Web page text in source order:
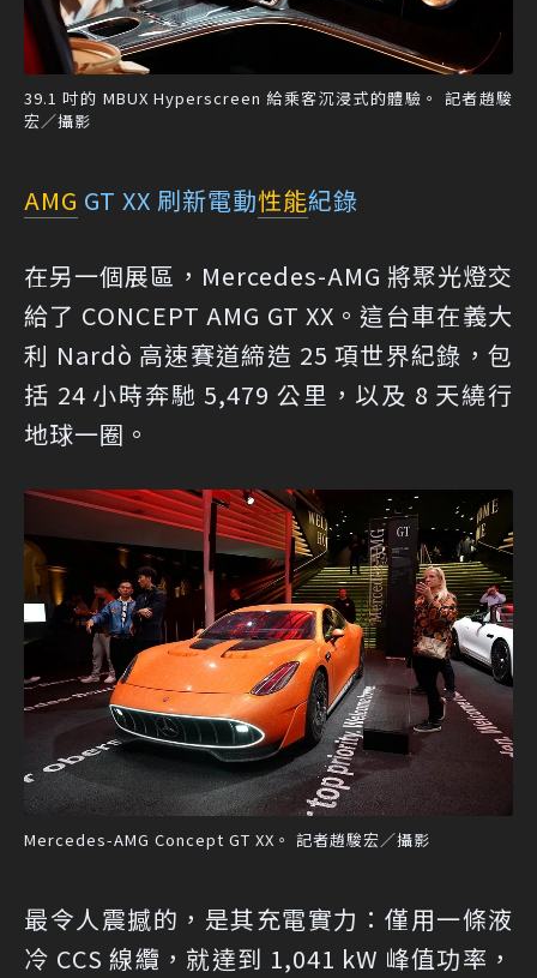
39.1 吋的 MBUX Hyperscreen 給乘客沉浸式的體驗。 記者趙駿
宏／攝影
AMG GT XX 刷新電動性能紀錄
在另一個展區，Mercedes-AMG 將聚光燈交
給了 CONCEPT AMG GT XX。這台車在義大
利 Nardò 高速賽道締造 25 項世界紀錄，包
括 24 小時奔馳 5,479 公里，以及 8 天繞行
地球一圈。
Mercedes-AMG Concept GT XX。 記者趙駿宏／攝影
最令人震撼的，是其充電實力：僅用一條液
冷 CCS 線纜，就達到 1,041 kW 峰值功率，